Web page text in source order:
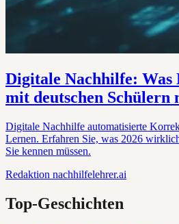
Digitale Nachhilfe:
mit deutschen Schülern
Digitale Nachhilfe automatisierte
Lernen. Erfahren Sie, was 2026
Sie kennen müssen.
Redaktion nachhilfelehrer.ai
Top-Geschichten